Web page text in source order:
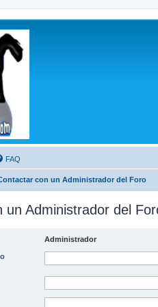
FAQ
con un Administrador del Foro
un Administrador del
Administrador